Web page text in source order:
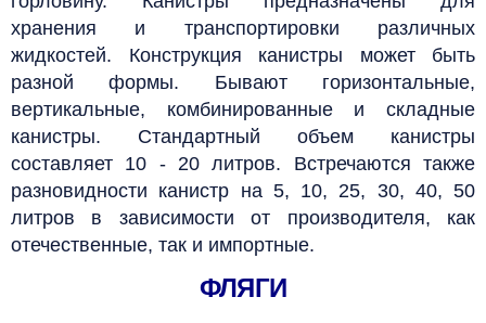
хранения и транспортировки различных
жидкостей. Конструкция канистры может быть
разной формы. Бывают горизонтальные,
вертикальные, комбинированные и складные
канистры. Стандартный объем канистры
составляет 10 - 20 литров. Встречаются также
разновидности канистр на 5, 10, 25, 30, 40, 50
литров в зависимости от производителя, как
отечественные, так и импортные.
ФЛЯГИ